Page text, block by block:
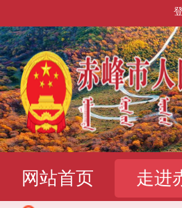
网站首页 走进